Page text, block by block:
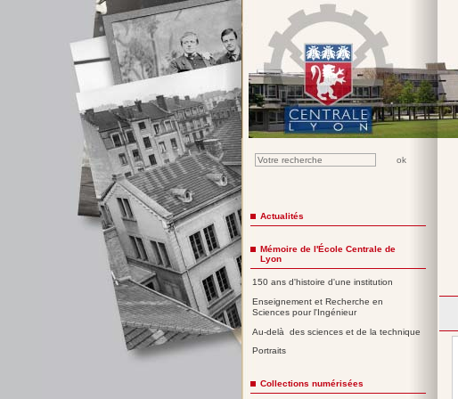
Actualités
Mémoire de l'École Centrale de
Lyon
150 ans d'histoire d'une institution
Enseignement et Recherche en
Sciences pour l'Ingénieur
Au-delà des sciences et de la technique
Portraits
Collections numérisées